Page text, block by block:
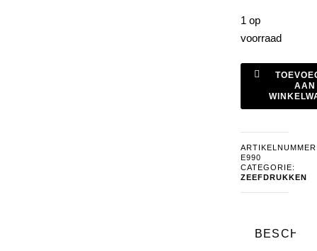
1 op
voorraad
zeefdruk
Henk
de
Bouter
AAN
E990
CATEGORIE:
ZEEFDRUKKEN